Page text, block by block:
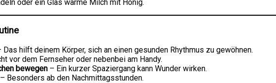
oder ein Glas warme Milch mit Honig.
Das hilft deinem Körper, sich an einen gesunden Rhythmus zu gewöhnen.
vor dem Fernseher oder nebenbei am Handy.
bewegen – Ein kurzer Spaziergang kann Wunder wirken.
– Besonders ab den Nachmittagsstunden.